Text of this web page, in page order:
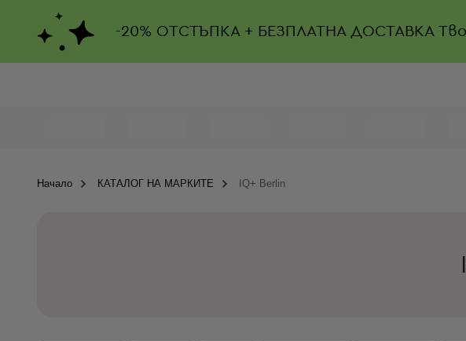
-20% ОТСТЪПКА + БЕЗПЛАТНА ДОСТАВКА
Начало КАТАЛОГ НА МАРКИТЕ IQ+ Berlin